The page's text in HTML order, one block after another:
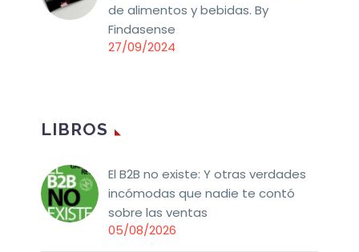
de alimentos y bebidas. By
Findasense
27/09/2024
LIBROS
El B2B no existe: Y otras verdades
incómodas que nadie te contó
sobre las ventas
05/08/2026